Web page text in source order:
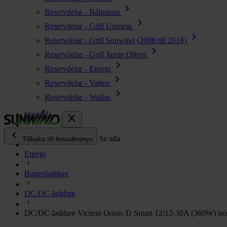
Reservdelar - Bålpanna chevron_right
Reservdelar - Grill Urnorsk chevron_right
Reservdelar - Grill Sunwind (2008 till 2018) chevron_right
Reservdelar - Grill Jamie Oliver chevron_right
Reservdelar - Energi chevron_right
Reservdelar - Vatten chevron_right
Reservdelar - Wallas
chevron_right
close
chevron_left
Tillbaka till huvudmenyn Se alla
Energi
Kök & Gasol chevron_right
Värme chevron_right
Vatten chevron_right
Startsida
Energi
Batteriladdare
DC/DC-laddare
DC/DC-laddare Victron Orion-Tr Smart 12/12-30A (360W)